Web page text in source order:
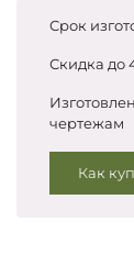
Срок
Скидка до
чертежам
Как